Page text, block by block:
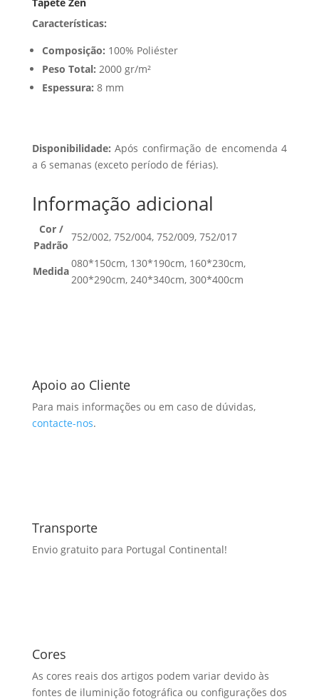
Características:
Composição: 100% Poliéster
Peso Total: 2000 gr/m²
Espessura: 8 mm
Disponibilidade:Após confirmação de encomenda 4
a 6 semanas (exceto período de férias).
Informação adicional
Cor /
Padrão
752/002, 752/004, 752/009, 752/017
Medida
080*150cm, 130*190cm, 160*230cm,
200*290cm, 240*340cm, 300*400cm
Apoio ao Cliente
Para mais informações ou em caso de dúvidas,
contacte-nos.
Transporte
Envio gratuito para Portugal Continental!
Cores
As cores reais dos artigos podem variar devido às
fontes de iluminição fotográfica ou configurações dos